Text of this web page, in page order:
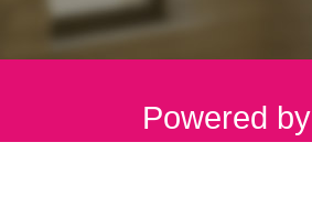
Powered by